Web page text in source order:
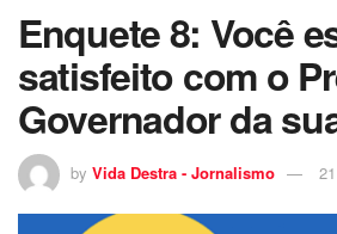
Enquete 8: Você
satisfeito com o
Governador da
by Vida Destra - Jornalismo